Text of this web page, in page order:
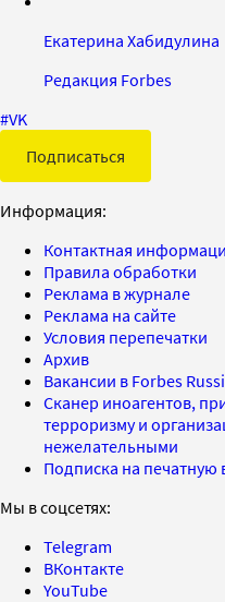
Екатерина Хабидулина
Редакция Forbes
#VK
Подписаться
Информация:
Контактная
Правила обработки
Реклама в журнале
Реклама на сайте
Условия перепечатки
Архив
Вакансии в Forbes
Сканер иноагентов,
терроризму и
нежелательными
Подписка на
Мы в соцсетях:
Telegram
ВКонтакте
YouTube